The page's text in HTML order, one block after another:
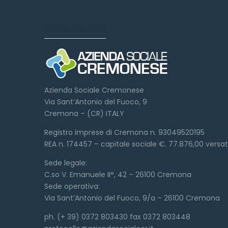
Azienda Sociale Cremonese
Via Sant’Antonio del Fuoco, 9
Cremona – (CR) ITALY
Registro imprese di Cremona n. 93049520195
REA n. 174457 – capitale sociale €. 77.876,00
Sede legale:
C.so V. Emanuele II°, 42 – 26100 Cremona
Sede operativa:
Via Sant’Antonio del Fuoco, 9/a – 26100 Cremona
ph. (+ 39) 0372 803430 fax 0372 803448